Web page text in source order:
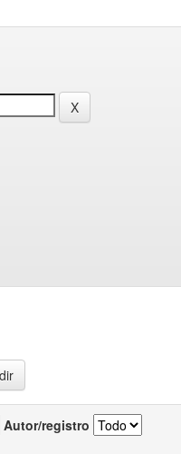
Autor/registro